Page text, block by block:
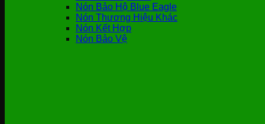
Nón Bảo Hộ Blue Eagle
Nón Thương Hiệu Khác
Nón Kết Hợp
Nón Bảo Vệ